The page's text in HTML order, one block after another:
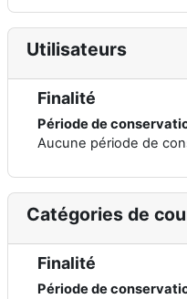
Utilisateurs
Finalité
Période de
Aucune période de
Catégories de
Finalité
Période de